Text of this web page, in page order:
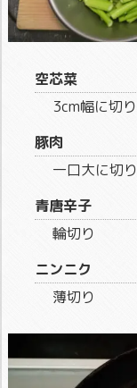
空芯菜
3cm幅に切
豚肉
一口大に切
青唐辛子
輪切り
ニンニク
薄切り